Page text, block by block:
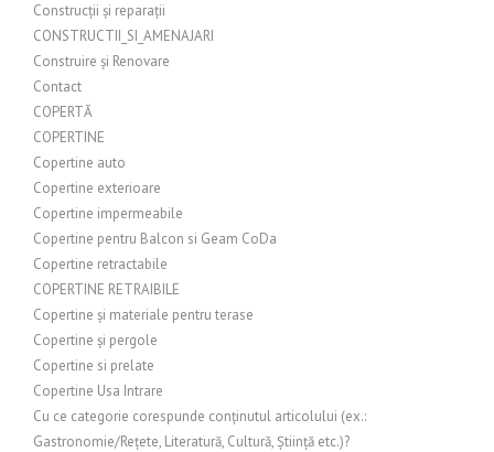
Construcții și reparații
CONSTRUCTII_SI_AMENAJARI
Construire și Renovare
Contact
COPERTĂ
COPERTINE
Copertine auto
Copertine exterioare
Copertine impermeabile
Copertine pentru Balcon si Geam CoDa
Copertine retractabile
COPERTINE RETRAIBILE
Copertine și materiale pentru terase
Copertine și pergole
Copertine si prelate
Copertine Usa Intrare
Cu ce categorie corespunde conținutul articolului (ex.:
Gastronomie/Rețete, Literatură, Cultură, Știință etc.)?